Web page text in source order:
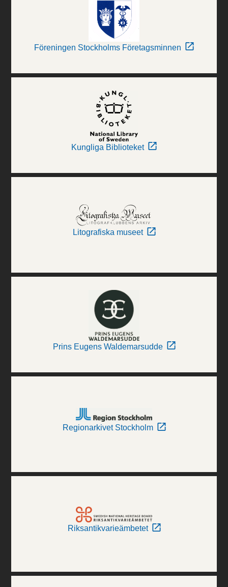
Föreningen Stockholms Företagsminnen
Kungliga Biblioteket
Litografiska museet
Prins Eugens Waldemarsudde
Regionarkivet Stockholm
Riksantikvarieämbetet